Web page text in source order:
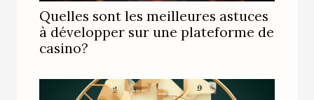
Quelles sont les meilleures astuces
à développer sur une plateforme de
casino?